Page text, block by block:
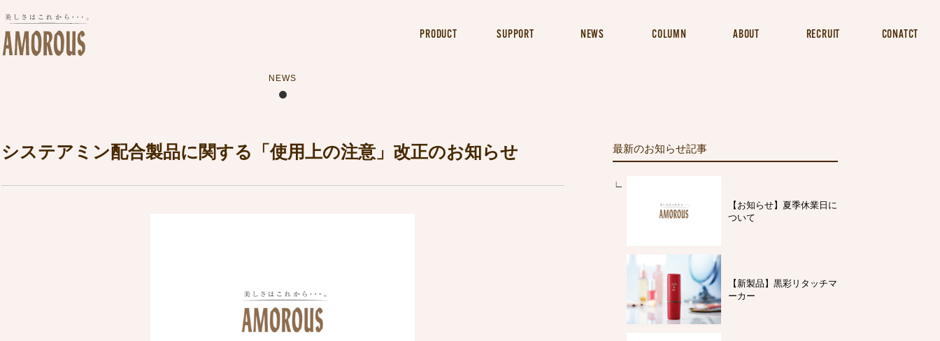
PRODUCT SUPPORT NEWS COLUMN ABOUT RECRUIT CONATCT
システアミン配合製品に関する「使用上の注意」改正のお知らせ
NEWS
最新のお知らせ記事
【お知らせ】夏季休業日に
ついて
【新製品】黒彩リタッチマ
ーカー